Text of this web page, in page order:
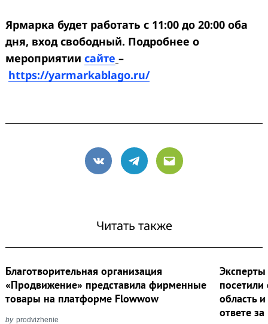
Ярмарка будет работать с 11:00 до 20:00 оба
дня, вход свободный. Подробнее о
мероприятии сайте –
https://yarmarkablago.ru/
VK Telegram
Email
Читать также
Благотворительная организация
«Продвижение» представила фирменные
товары на платформе Flowwow
by prodvizhenie
область
ответе